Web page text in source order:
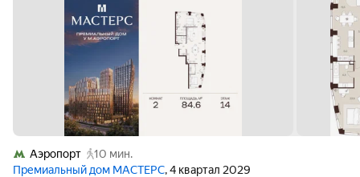
Аэропорт
10 мин.
Премиальный дом МАСТЕРС, 4 квартал 2029